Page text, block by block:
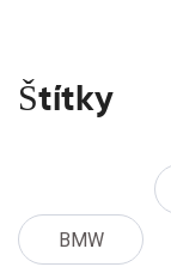
Štítky
BMW